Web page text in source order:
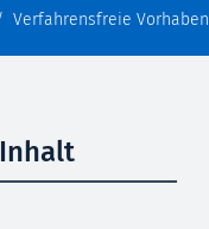
Verfahrensfreie Vorhaben
Inhalt